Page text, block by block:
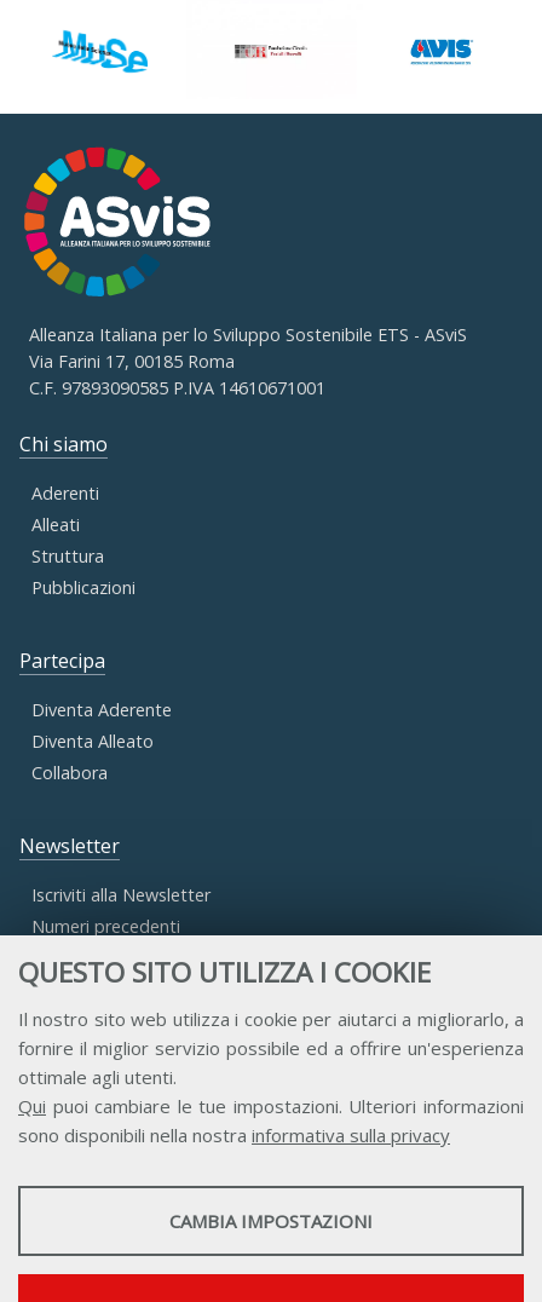
QUESTO SITO UTILIZZA I COOKIE
Il nostro sito web utilizza i cookie per aiutarci a migliorarlo, a
fornire il miglior servizio possibile ed a offrire un'esperienza
ottimale agli utenti.
Qui puoi cambiare le tue impostazioni. Ulteriori informazioni
sono disponibili nella nostra informativa sulla privacy
STATISTICHE
CAMBIA IMPOSTAZIONI
Alleanza Italiana per lo Sviluppo Sostenibile ETS - ASviS
Via Farini 17, 00185 Roma
C.F. 97893090585 P.IVA 14610671001
Chi siamo
Aderenti
Alleati
Struttura
Pubblicazioni
Partecipa
Diventa Aderente
Diventa Alleato
Collabora
Newsletter
Iscriviti alla Newsletter
Numeri precedenti
Accesso Aderenti
Accesso Consulta
Accesso Team
Contatti Privacy Trasparenza Credits